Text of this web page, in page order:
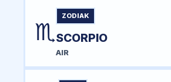
♏
ZODIAK
SCORPIO
AIR